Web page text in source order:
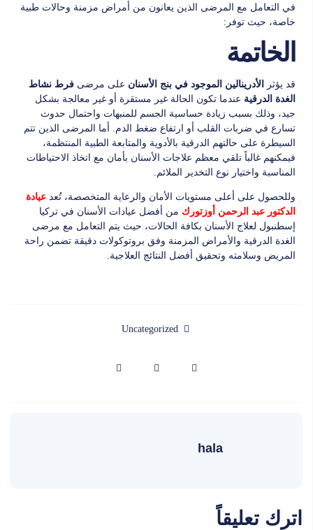
في التعامل مع المرضى الذين يعانون من أمراض مزمنة وحالات طبية
خاصة، حيث توفر:
الخاتمة
قد يؤثر الأدرينالين الموجود في بنج الأسنان على مرضى فرط نشاط
الغدة الدرقية عندما تكون الحالة غير مستقرة أو غير معالجة بشكل
جيد، وذلك بسبب زيادة حساسية الجسم للمنبهات واحتمال حدوث
تسارع في ضربات القلب أو ارتفاع ضغط الدم. أما المرضى الذين تتم
السيطرة على حالتهم الدرقية بالأدوية والمتابعة الطبية المنتظمة،
فيمكنهم غالباً تلقي معظم علاجات الأسنان بأمان مع اتخاذ الاحتياطات
المناسبة واختيار نوع التخدير الملائم.
وللحصول على أعلى مستويات الأمان والرعاية المتخصصة، تُعد عيادة
الدكتور عبد الرحمن أوزتورك من أفضل عيادات الأسنان في تركيا
إسطنبول لعلاج الأسنان بكافة الحالات، حيث يتم التعامل مع مرضى
الغدة الدرقية والأمراض المزمنة وفق بروتوكولات دقيقة تضمن راحة
المريض وسلامته وتحقيق أفضل النتائج العلاجية.
Uncategorized
hala
اترك تعليقاً